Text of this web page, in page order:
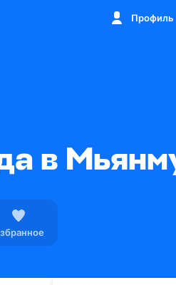
Профиль
в